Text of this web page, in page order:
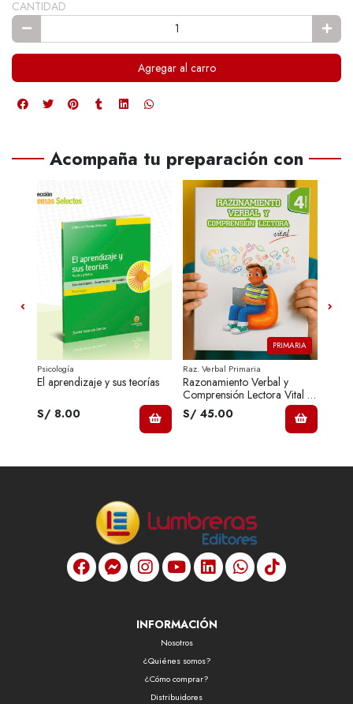
CANTIDAD
Agregar al carro
Acompaña tu preparación con
Psicología
El aprendizaje y sus teorías
S/ 8.00
PRIMARIA
Raz. Verbal Primaria
Razonamiento Verbal y
Comprensión Lectora Vital 4.
Primaria
S/ 45.00
INFORMACIÓN
Nosotros
¿Quiénes somos?
¿Cómo comprar?
Distribuidores